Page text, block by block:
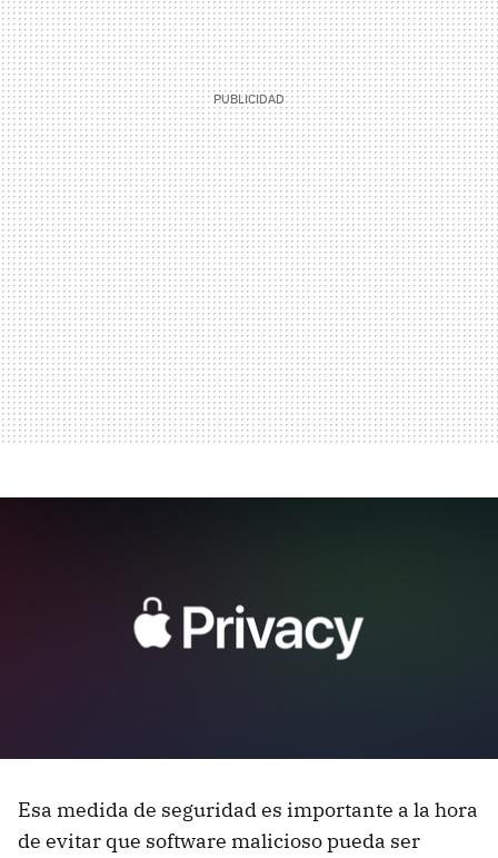
Esa medida de seguridad es importante a la hora
de evitar que software malicioso pueda ser